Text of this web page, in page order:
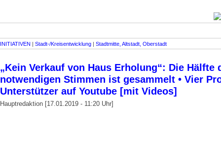
INITIATIVEN | Stadt-/Kreisentwicklung | Stadtmitte, Altstadt, Oberstadt
„Kein Verkauf von Haus Erholung“: Die Hälfte
notwendigen Stimmen ist gesammelt • Vier
Unterstützer auf Youtube [mit Videos]
Hauptredaktion [17.01.2019 - 11:20 Uhr]